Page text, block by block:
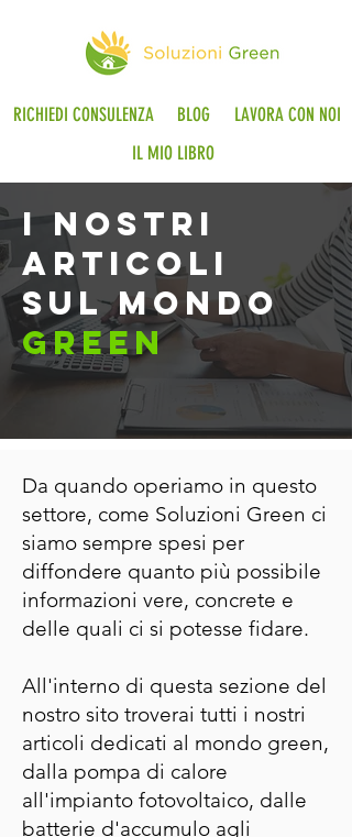
RICHIEDI CONSULENZA BLOG
LAVORA CON NOI
IL MIO LIBRO
i nostri
articoli
sul mondo
green
Da quando operiamo in questo
settore, come Soluzioni Green ci
siamo sempre spesi per
diffondere quanto più possibile
informazioni vere, concrete e
delle quali ci si potesse fidare.
All'interno di questa sezione del
nostro sito troverai tutti i nostri
articoli dedicati al mondo green,
dalla pompa di calore
all'impianto fotovoltaico, dalle
batterie d'accumulo agli